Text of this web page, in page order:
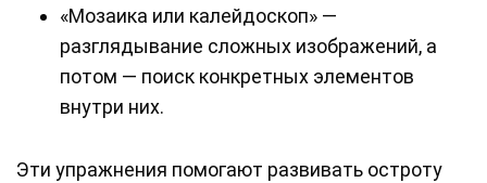
«Мозаика или калейдоскоп» —
разглядывание сложных изображений, а
потом — поиск конкретных элементов
внутри них.
Эти упражнения помогают развивать остроту